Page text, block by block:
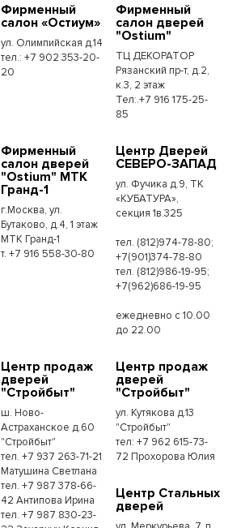
Фирменный
салон «Остиум»
ул. Олимпийская д.14
тел.: +7 902 353-20-
20
Фирменный
салон дверей
"Ostium"
ТЦ ДЕКОРАТОР
Рязанский пр-т, д.2,
к.3, 2 этаж
Тел:.+7 916 175-25-
85
Фирменный
салон дверей
"Ostium" МТК
Гранд-1
г.Москва, ул.
Бутаково, д.4, 1 этаж
МТК Гранд-1
т. +7 916 558-30-80
Центр Дверей
СЕВЕРО-ЗАПАД
ул. Фучика д.9, ТК
«КУБАТУРА»,
секция 1в.325
тел. (812)974-78-80;
+7(901)374-78-80
тел. (812)986-19-95;
+7(962)686-19-95
ежедневно с 10.00
до 22.00
Центр продаж
дверей
"Стройбыт"
ш. Ново-
Астраханское д.60
"Стройбыт"
тел. +7 937 263-71-21
Матушина Светлана
тел. +7 987 378-66-
42 Антипова Ирина
тел. +7 987 830-23-
Центр продаж
дверей
"Стройбыт"
ул. Кутякова д.13
"Стройбыт"
тел: +7 962 615-73-
72 Прохорова Юлия
Центр Стальных
дверей